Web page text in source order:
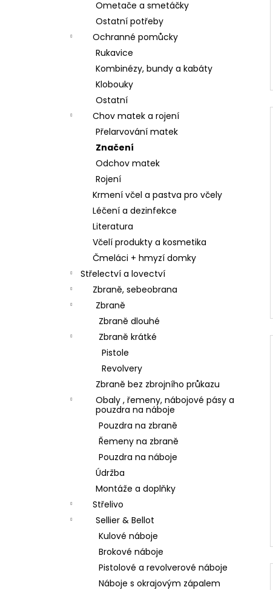
Ometače a smetáčky
Ostatní potřeby
Ochranné pomůcky
Rukavice
Kombinézy, bundy a kabáty
Klobouky
Ostatní
Chov matek a rojení
Přelarvování matek
Značení
Odchov matek
Rojení
Krmení včel a pastva pro včely
Léčení a dezinfekce
Literatura
Včelí produkty a kosmetika
Čmeláci + hmyzí domky
Střelectví a lovectví
Zbraně, sebeobrana
Zbraně
Zbraně dlouhé
Zbraně krátké
Pistole
Revolvery
Zbraně bez zbrojního průkazu
Obaly , řemeny, nábojové pásy a
pouzdra na náboje
Pouzdra na zbraně
Řemeny na zbraně
Pouzdra na náboje
Údržba
Montáže a doplňky
Střelivo
Sellier & Bellot
Kulové náboje
Brokové náboje
Pistolové a revolverové náboje
Náboje s okrajovým zápalem